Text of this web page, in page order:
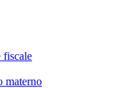
fiscale
materno